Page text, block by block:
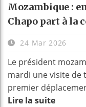
Mozambique :
Chapo part à la
24 Mar 2026
Le président
mardi une visite de
premier
Lire la suite